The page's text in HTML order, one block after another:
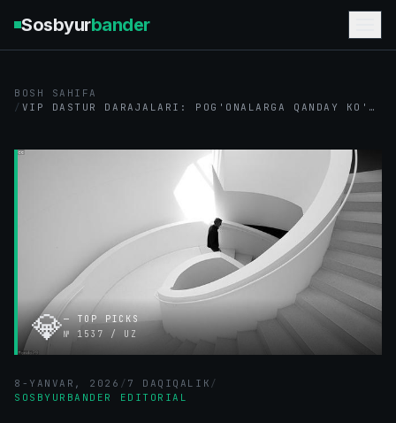
Sosbyurbander
BOSH SAHIFA
/
VIP DASTUR DARAJALARI: POG'ONALARGA QANDAY KO'TARILISH
💎— TOP PICKS
№ 1537 / UZ
8-YANVAR, 2026 / 7 DAQIQALIK /
SOSBYURBANDER EDITORIAL